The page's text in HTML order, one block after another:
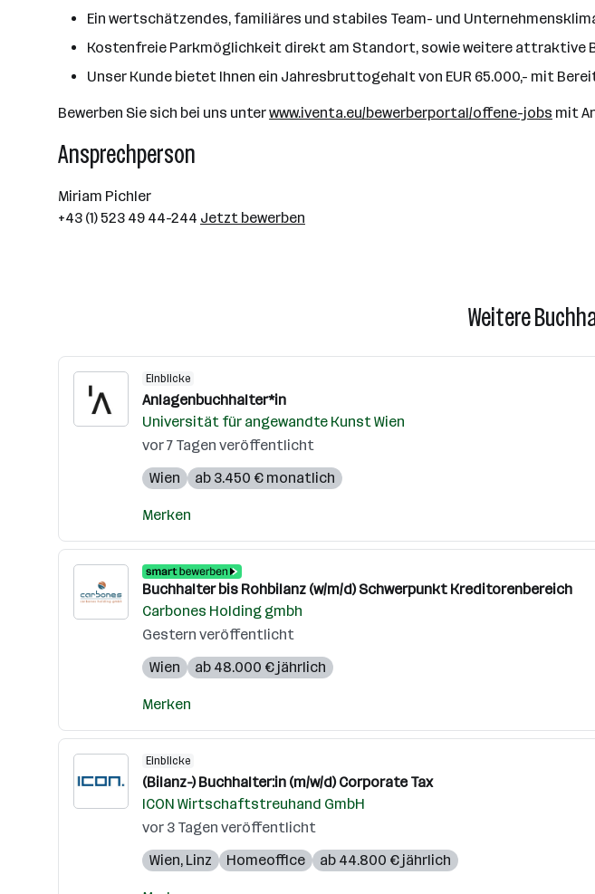
Ein wertschätzendes, familiäres und stabiles Team- und
Kostenfreie Parkmöglichkeit direkt am Standort, sowie weitere attraktive
Unser Kunde bietet Ihnen ein Jahresbruttogehalt von EUR 65.000,- mit
Bewerben Sie sich bei uns unterwww.iventa.eu/bewerberportal/offene-jobs mit
Ansprechperson
Miriam Pichler
+43 (1) 523 49 44-244 Jetzt bewerben
Weitere
Einblicke
Anlagenbuchhalter*in
Universität für angewandte Kunst Wien
vor 7 Tagen veröffentlicht
Wien
ab 3.450 € monatlich
Merken
Buchhalter bis Rohbilanz (w/m/d) Schwerpunkt Kreditorenbereich
Carbones Holding gmbh
Gestern veröffentlicht
Wien
ab 48.000 € jährlich
Merken
Einblicke
(Bilanz-) Buchhalter:in (m/w/d) Corporate Tax
ICON Wirtschaftstreuhand GmbH
vor 3 Tagen veröffentlicht
Wien, Linz Homeoffice ab 44.800 € jährlich